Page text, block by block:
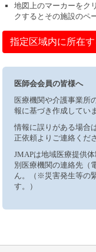
地図上のマーカーをク
クするとその施設のペ
指定区域内に所在
医師会会員の皆様へ
医療機関や介護事業所
報に基づき作成してい
情報に誤りがある場合
正依頼よりご連絡くだ
JMAPは地域医療提供
別医療機関の連絡先（
ん。（※災害発生等の
す。）